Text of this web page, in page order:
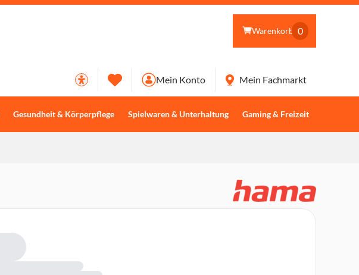
Warenkorb 0
Gesundheit & Körperpflege Spielwaren & Unterhaltung Gaming & Freizeit
Mein Konto Mein Fachmarkt